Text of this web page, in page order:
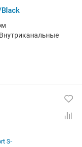
Внутриканальные